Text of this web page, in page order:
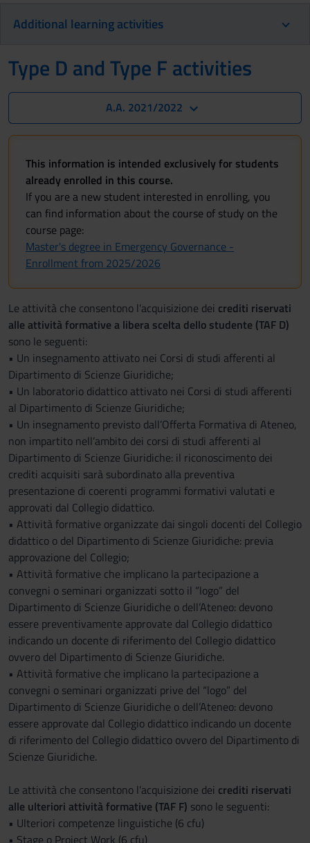
Additional learning activities
Type D and Type F activities
A.A. 2021/2022
This information is intended exclusively for students
already enrolled in this course.
If you are a new student interested in enrolling, you
can find information about the course of study on the
course page:
Master's degree in Emergency Governance -
Enrollment from 2025/2026
Le attività che consentono l’acquisizione dei crediti riservati
alle attività formative a libera scelta dello studente (TAF D)
sono le seguenti:
• Un insegnamento attivato nei Corsi di studi afferenti al
Dipartimento di Scienze Giuridiche;
• Un laboratorio didattico attivato nei Corsi di studi afferenti
al Dipartimento di Scienze Giuridiche;
• Un insegnamento previsto dall’Offerta Formativa di Ateneo,
non impartito nell’ambito dei corsi di studi afferenti al
Dipartimento di Scienze Giuridiche: il riconoscimento dei
crediti acquisiti sarà subordinato alla preventiva
presentazione di coerenti programmi formativi valutati e
approvati dal Collegio didattico.
• Attività formative organizzate dai singoli docenti del Collegio
didattico o del Dipartimento di Scienze Giuridiche: previa
approvazione del Collegio;
• Attività formative che implicano la partecipazione a
convegni o seminari organizzati sotto il “logo” del
Dipartimento di Scienze Giuridiche o dell’Ateneo: devono
essere preventivamente approvate dal Collegio didattico
indicando un docente di riferimento del Collegio didattico
ovvero del Dipartimento di Scienze Giuridiche.
• Attività formative che implicano la partecipazione a
convegni o seminari organizzati prive del “logo” del
Dipartimento di Scienze Giuridiche o dell’Ateneo: devono
essere approvate dal Collegio didattico indicando un docente
di riferimento del Collegio didattico ovvero del Dipartimento di
Scienze Giuridiche.
Le attività che consentono l’acquisizione dei crediti riservati
alle ulteriori attività formative (TAF F) sono le seguenti:
• Ulteriori competenze linguistiche (6 cfu)
• Stage o Project Work (6 cfu)